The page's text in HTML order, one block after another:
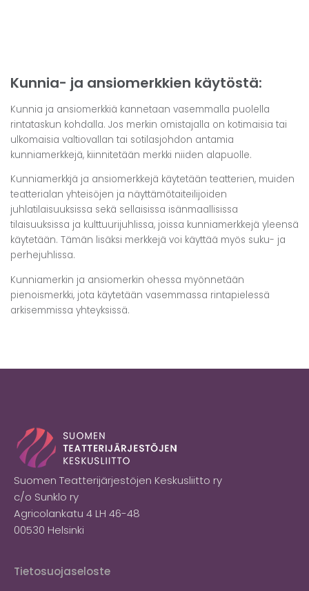
Kunnia- ja ansiomerkkien käytöstä:
Kunnia ja ansiomerkkiä kannetaan vasemmalla puolella
rintataskun kohdalla. Jos merkin omistajalla on kotimaisia tai
ulkomaisia valtiovallan tai sotilasjohdon antamia
kunniamerkkejä, kiinnitetään merkki niiden alapuolle.
Kunniamerkkjä ja ansiomerkkejä käytetään teatterien, muiden
teatterialan yhteisöjen ja näyttämötaiteilijoiden
juhlatilaisuuksissa sekä sellaisissa isänmaallisissa
tilaisuuksissa ja kulttuurijuhlissa, joissa kunniamerkkejä yleensä
käytetään. Tämän lisäksi merkkejä voi käyttää myös suku- ja
perhejuhlissa.
Kunniamerkin ja ansiomerkin ohessa myönnetään
pienoismerkki, jota käytetään vasemmassa rintapielessä
arkisemmissa yhteyksissä.
Suomen Teatterijärjestöjen Keskusliitto ry
c/o Sunklo ry
Agricolankatu 4 LH 46-48
00530 Helsinki
Tietosuojaseloste